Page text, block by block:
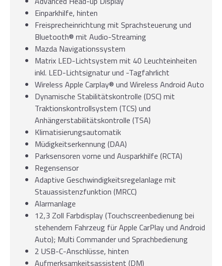
Einparkhilfe, hinten
Freisprecheinrichtung mit Sprachsteuerung und
Bluetooth® mit Audio-Streaming
Mazda Navigationssystem
Matrix LED-Lichtsystem mit 40 Leuchteinheiten
inkl. LED-Lichtsignatur und -Tagfahrlicht
Wireless Apple Carplay® und Wireless Android Auto
Dynamische Stabilitätskontrolle (DSC) mit
Traktionskontrollsystem (TCS) und
Anhängerstabilitätskontrolle (TSA)
Klimatisierungsautomatik
Müdigkeitserkennung (DAA)
Parksensoren vorne und Ausparkhilfe (RCTA)
Regensensor
Adaptive Geschwindigkeitsregelanlage mit
Stauassistenzfunktion (MRCC)
Alarmanlage
12,3 Zoll Farbdisplay (Touchscreenbedienung bei
stehendem Fahrzeug für Apple CarPlay und Android
Auto); Multi Commander und Sprachbedienung
2 USB-C-Anschlüsse, hinten
Aufmerksamkeitsassistent (DM)